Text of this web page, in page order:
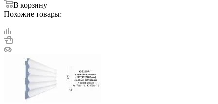
В корзину
Похожие товары: